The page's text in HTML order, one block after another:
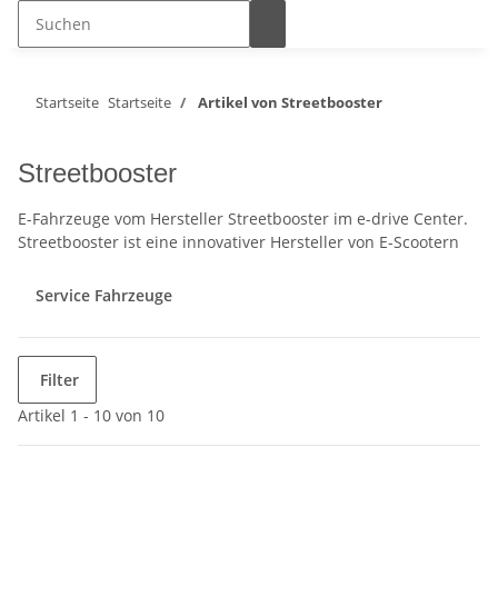
Startseite Startseite Artikel von Streetbooster
Streetbooster
E-Fahrzeuge vom Hersteller Streetbooster im e-drive Center.
Streetbooster ist eine innovativer Hersteller von E-Scootern
Service Fahrzeuge
Filter
Artikel 1 - 10 von 10